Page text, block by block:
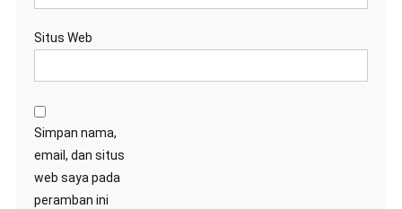
Situs Web
Simpan nama,
email, dan situs
web saya pada
peramban ini